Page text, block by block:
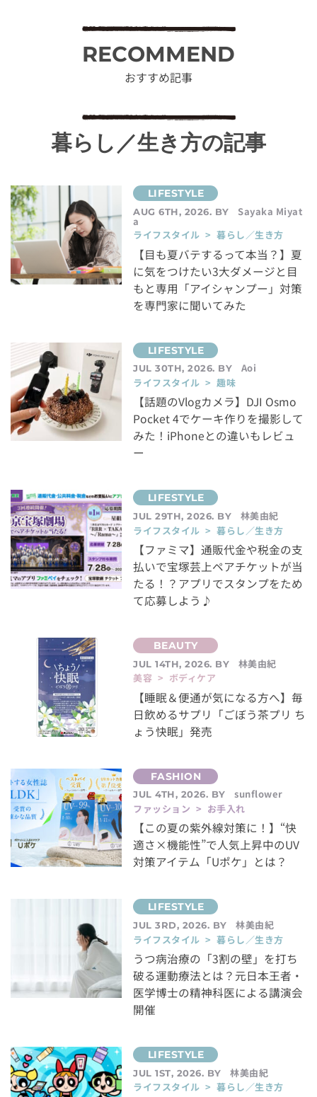
RECOMMEND
おすすめ記事
暮らし／生き方の記事
AUG 6TH, 2026. BY Sayaka Miyat
a
ライフスタイル > 暮らし／生き方
【目も夏バテするって本当？】夏
に気をつけたい3大ダメージと目
もと専用「アイシャンプー」対策
を専門家に聞いてみた
JUL 30TH, 2026. BY
Aoi
ライフスタイル > 趣味
【話題のVlogカメラ】DJI Osmo
Pocket 4でケーキ作りを撮影して
みた！iPhoneとの違いもレビュ
ー
JUL 29TH, 2026. BY
林美由紀
ライフスタイル > 暮らし／生き方
【ファミマ】通販代金や税金の支
払いで宝塚芸上ペアチケットが当
たる！？アプリでスタンプをため
て応募しよう♪
JUL 14TH, 2026. BY
林美由紀
美容 > ボディケア
【睡眠＆便通が気になる方へ】毎
日飲めるサプリ「ごぼう茶プリ ち
ょう快眠」発売
JUL 4TH, 2026. BY
sunflower
ファッション > お手入れ
【この夏の紫外線対策に！】“快
適さ×機能性”で人気上昇中のUV
対策アイテム「Uポケ」とは？
JUL 3RD, 2026. BY
林美由紀
ライフスタイル > 暮らし／生き方
うつ病治療の「3割の壁」を打ち
破る運動療法とは？元日本王者・
医学博士の精神科医による講演会
開催
JUL 1ST, 2026. BY
林美由紀
ライフスタイル > 暮らし／生き方